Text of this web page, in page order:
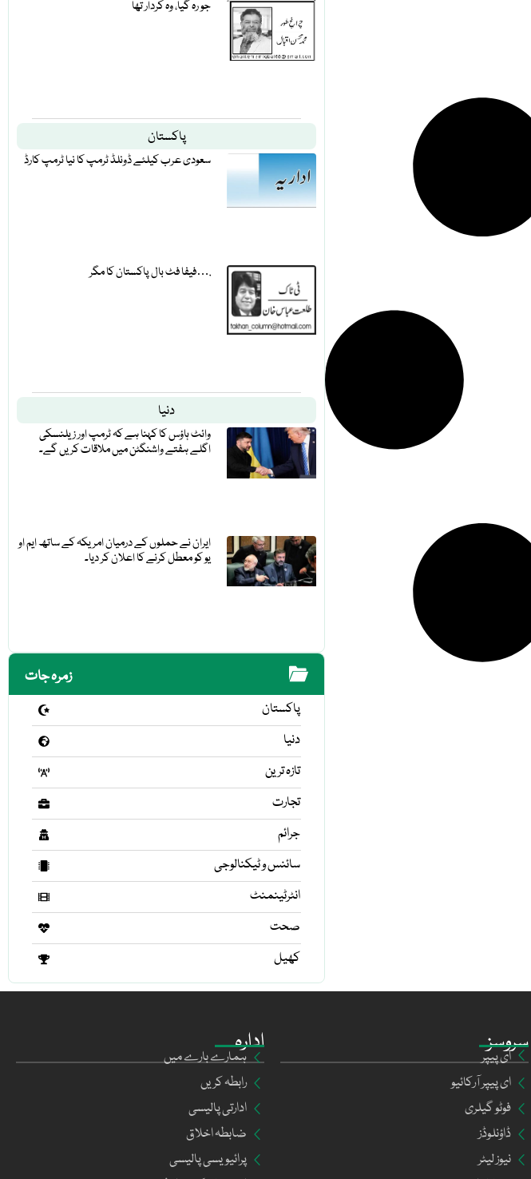
جو رہ گیا، وہ کردار تھا
پاکستان
سعودی عرب کیلئے ڈونلڈ ٹرمپ کا نیا ٹرمپ کارڈ
فیفا فٹ بال پاکستان کا مگر….
دنیا
وائٹ ہاؤس کا کہنا ہے کہ ٹرمپ اور زیلنسکی
اگلے ہفتے واشنگٹن میں ملاقات کریں گے۔
ایران نے حملوں کے درمیان امریکہ کے ساتھ ایم او
یو کو معطل کرنے کا اعلان کر دیا۔
زمرہ جات
پاکستان
دنیا
تازہ ترین
تجارت
جرائم
سائنس و ٹیکنالوجی
انٹرٹینمنٹ
صحت
کھیل
ادارہ
ہمارے بارے میں
رابطہ کریں
ادارتی پالیسی
ضابطہ اخلاق
پرائیویسی پالیسی
سروسز
ای پیپر
ای پیپر آرکائیو
فوٹو گیلری
ڈاؤنلوڈز
نیوز لیٹر